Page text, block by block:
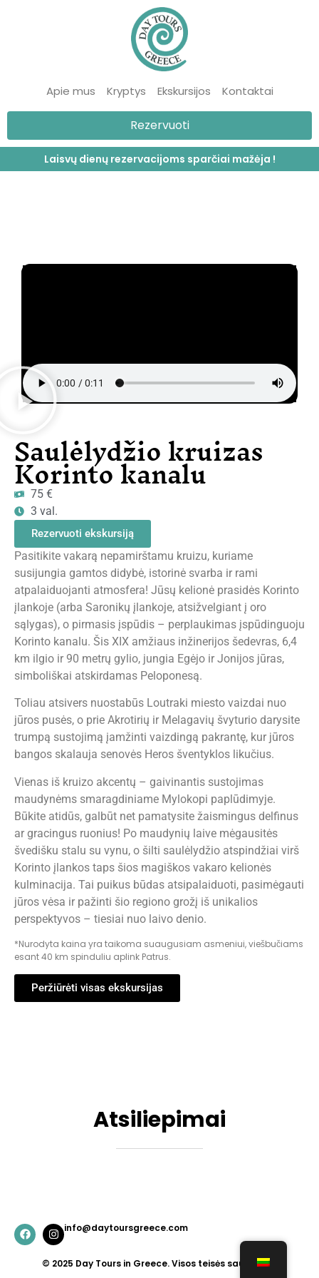
Apie mus Kryptys Ekskursijos Kontaktai
Rezervuoti
Laisvų dienų rezervacijoms sparčiai mažėja !
Saulėlydžio kruizas
Korinto kanalu
75 €
3 val.
Rezervuoti ekskursiją
Pasitikite vakarą nepamirštamu kruizu, kuriame
susijungia gamtos didybė, istorinė svarba ir rami
atpalaiduojanti atmosfera! Jūsų kelionė prasidės Korinto
įlankoje (arba Saronikų įlankoje, atsižvelgiant į oro
sąlygas), o pirmasis įspūdis – perplaukimas įspūdinguoju
Korinto kanalu. Šis XIX amžiaus inžinerijos šedevras, 6,4
km ilgio ir 90 metrų gylio, jungia Egėjo ir Jonijos jūras,
simboliškai atskirdamas Peloponesą.
Toliau atsivers nuostabūs Loutraki miesto vaizdai nuo
jūros pusės, o prie Akrotirių ir Melagavių švyturio darysite
trumpą sustojimą įamžinti vaizdingą pakrantę, kur jūros
bangos skalauja senovės Heros šventyklos likučius.
Vienas iš kruizo akcentų – gaivinantis sustojimas
maudynėms smaragdiniame Mylokopi paplūdimyje.
Būkite atidūs, galbūt net pamatysite žaismingus delfinus
ar gracingus ruonius! Po maudynių laive mėgausitės
švedišku stalu su vynu, o šilti saulėlydžio atspindžiai virš
Korinto įlankos taps šios magiškos vakaro kelionės
kulminacija. Tai puikus būdas atsipalaiduoti, pasimėgauti
jūros vėsa ir pažinti šio regiono grožį iš unikalios
perspektyvos – tiesiai nuo laivo denio.
*Nurodyta kaina yra taikoma suaugusiam asmeniui, viešbučiams
esant 40 km spinduliu aplink Patrus.
Peržiūrėti visas ekskursijas
Atsiliepimai
info@daytoursgreece.com
© 2025 Day Tours in Greece. Visos teisės saugomos.